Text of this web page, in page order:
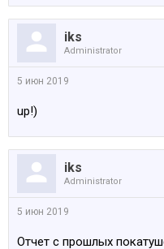
iks
Administrator
5 июн 2019
up!)
iks
Administrator
5 июн 2019
Отчет с прошлых